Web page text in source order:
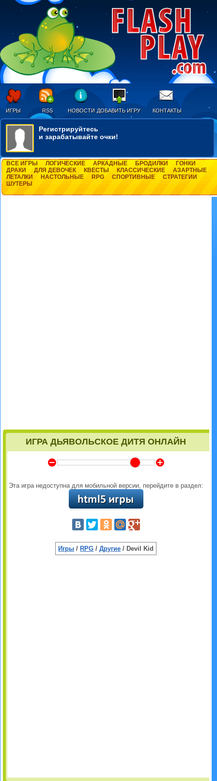
ИГРЫ RSS НОВОСТИ ДОБАВИТЬ ИГРУ КОНТАКТЫ
Регистрируйтесь
и зарабатывайте очки!
ВСЕ ИГРЫ ЛОГИЧЕСКИЕ АРКАДНЫЕ БРОДИЛКИ
ГОНКИ
ДРАКИ
ДЛЯ ДЕВОЧЕК КВЕСТЫ КЛАССИЧЕСКИЕ
АЗАРТНЫЕ
ЛЕТАЛКИ
НАСТОЛЬНЫЕ RPG СПОРТИВНЫЕ
СТРАТЕГИИ
ШУТЕРЫ
ИГРА ДЬЯВОЛЬСКОЕ ДИТЯ ОНЛАЙН
Y Z
Эта игра недоступна для мобильной версии, перейдите в раздел:
Игры / RPG /Другие / Devil Kid